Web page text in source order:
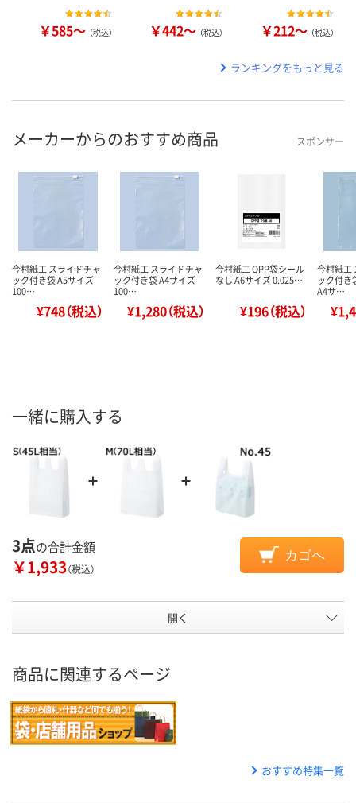
￥585～ （税込） ￥442～ （税込） ￥212～ （税込）
ランキングをもっと見る
メーカーからのおすすめ商品 スポンサー
今村紙工 スライドチャ
ック付き袋 A5サイズ
100…
¥748（税込）
今村紙工 スライドチャ
ック付き袋 A4サイズ
100…
¥1,280（税込）
今村紙工 OPP袋シール
なし A6サイズ 0.025…
¥196（税込）
今村紙工
ック付き
A4サ…
一緒に購入する
3点の合計金額
￥1,933（税込）
カゴへ
開く
商品に関連するページ
おすすめ特集一覧